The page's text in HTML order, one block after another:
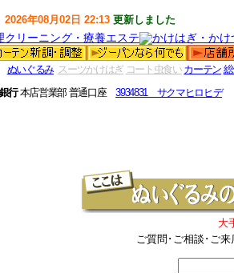
2026年08月02日 22:13 更新しました
ぬいぐるみ スーツかけはぎ コート虫食い カーテン
行本店営業部 普通口座3934831 サクマヒロヒデ
大
ご質問･ご相談･ご